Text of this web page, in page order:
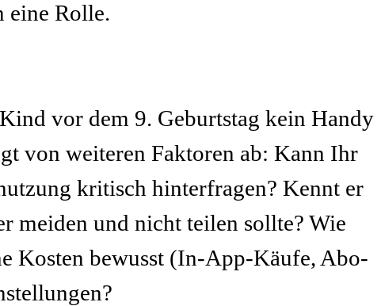
eine Rolle.
vor dem 9. Geburtstag kein Handy
von weiteren Faktoren ab: Kann Ihr
kritisch hinterfragen? Kennt er
meiden und nicht teilen sollte? Wie
Kosten bewusst (In-App-Käufe, Abo-